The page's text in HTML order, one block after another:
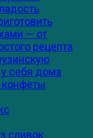
— от
рецепта
себя дома
сливок